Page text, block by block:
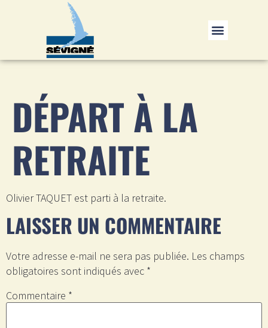
DÉPART À LA
RETRAITE
Olivier TAQUET est parti à la retraite.
LAISSER UN COMMENTAIRE
Votre adresse e-mail ne sera pas publiée. Les champs
obligatoires sont indiqués avec *
Commentaire *